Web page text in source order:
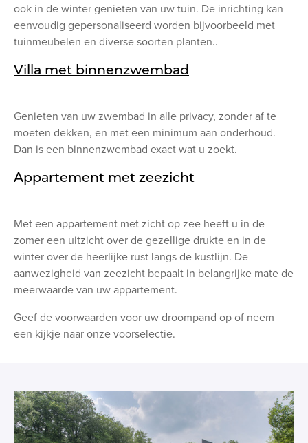
ook in de winter genieten van uw tuin. De inrichting kan
eenvoudig gepersonaliseerd worden bijvoorbeeld met
tuinmeubelen en diverse soorten planten..
Villa met binnenzwembad
Genieten van uw zwembad in alle privacy, zonder af te
moeten dekken, en met een minimum aan onderhoud.
Dan is een binnenzwembad exact wat u zoekt.
Appartement met zeezicht
Met een appartement met zicht op zee heeft u in de
zomer een uitzicht over de gezellige drukte en in de
winter over de heerlijke rust langs de kustlijn. De
aanwezigheid van zeezicht bepaalt in belangrijke mate de
meerwaarde van uw appartement.
Geef de voorwaarden voor uw droompand op of neem
een kijkje naar onze voorselectie.